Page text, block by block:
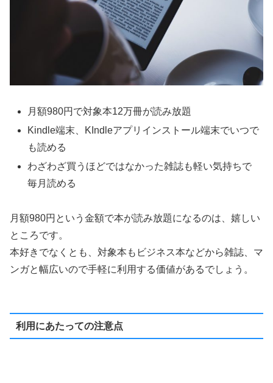
月額980円で対象本12万冊が読み放題
Kindle端末、KIndleアプリインストール端末でいつで
も読める
わざわざ買うほどではなかった雑誌も軽い気持ちで
毎月読める
月額980円という金額で本が読み放題になるのは、嬉しい
ところです。
本好きでなくとも、対象本もビジネス本などから雑誌、マ
ンガと幅広いので手軽に利用する価値があるでしょう。
利用にあたっての注意点